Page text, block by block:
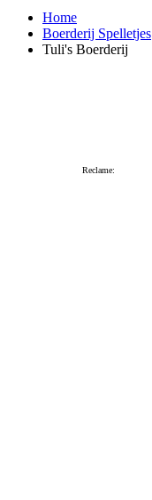
Home
Boerderij Spelletjes
Tuli's Boerderij
Reclame: